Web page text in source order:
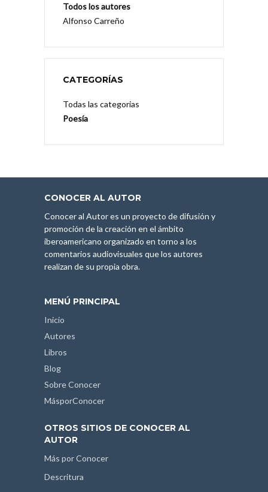
Todos los autores
Alfonso Carreño
CATEGORÍAS
Todas las categorias
Poesía
CONOCER AL AUTOR
Conocer al Autor es un proyecto de difusión y
promoción de la creación en el ámbito
iberoamericano organizado en torno a los
comentarios audiovisuales que los autores
realizan de su propia obra.
MENÚ PRINCIPAL
Inicio
Autores
Libros
Blog
Sobre Conocer
MásporConocer
OTROS SITIOS DE CONOCER AL
AUTOR
Más por Conocer
Descritura